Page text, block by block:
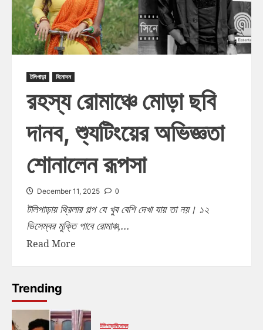
টলিপাড়া বিনোদন
রহস্য রোমাঞ্চে মোড়া ছবি
দানব, শ্যুটিংয়ের অভিজ্ঞতা
শোনালেন রূপসা
December 11, 2025 0
টলিপাড়ায় থ্রিলার গল্প যে খুব বেশি দেখা যায় তা নয়। ১২
ডিসেম্বর মুক্তি পাবে রোমাঞ্চ,...
Read More
Trending
টলিপাড়াবিনোদন